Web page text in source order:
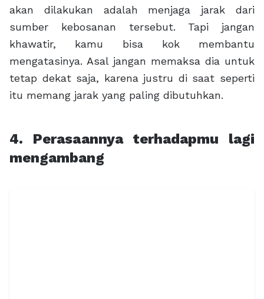
akan dilakukan adalah menjaga jarak dari
sumber kebosanan tersebut. Tapi jangan
khawatir, kamu bisa kok membantu
mengatasinya. Asal jangan memaksa dia untuk
tetap dekat saja, karena justru di saat seperti
itu memang jarak yang paling dibutuhkan.
4. Perasaannya terhadapmu lagi
mengambang